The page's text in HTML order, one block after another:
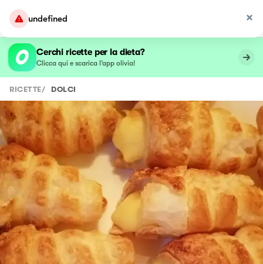
undefined
Cerchi ricette per la dieta?
Clicca qui e scarica l’app olivia!
RICETTE/ DOLCI